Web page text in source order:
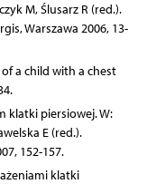
M, Ślusarz R (red.).
Warszawa 2006, 13-
a child with a chest
klatki piersiowej. W:
E (red.).
152-157.
klatki